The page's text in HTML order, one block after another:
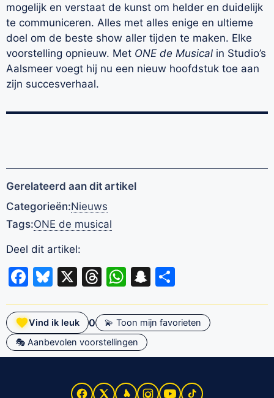
mogelijk en verstaat de kunst om helder en duidelijk
te communiceren. Alles met alles enige en ultieme
doel om de beste show aller tijden te maken. Elke
voorstelling opnieuw. Met ONE de Musical in Studio’s
Aalsmeer voegt hij nu een nieuw hoofdstuk toe aan
zijn succesverhaal.
Gerelateerd aan dit artikel
Categorieën:Nieuws
Tags:ONE de musical
Deel dit artikel:
Facebook
Bluesky
X Threads
WhatsApp
Snapchat
Vind ik leuk 0
💫 Toon mijn favorieten
🎭 Aanbevolen voorstellingen